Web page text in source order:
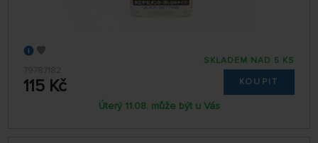
79787182
115 Kč
SKLADEM NAD 5 KS
KOUPIT
Úterý 11.08. může být u Vás